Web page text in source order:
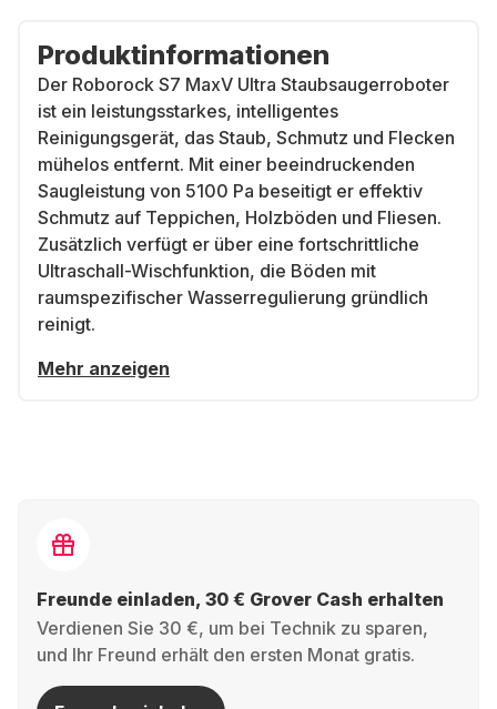
Produktinformationen
Der Roborock S7 MaxV Ultra Staubsaugerroboter
ist ein leistungsstarkes, intelligentes
Reinigungsgerät, das Staub, Schmutz und Flecken
mühelos entfernt. Mit einer beeindruckenden
Saugleistung von 5100 Pa beseitigt er effektiv
Schmutz auf Teppichen, Holzböden und Fliesen.
Zusätzlich verfügt er über eine fortschrittliche
Ultraschall-Wischfunktion, die Böden mit
raumspezifischer Wasserregulierung gründlich
reinigt.
Mehr anzeigen
Freunde einladen, 30 € Grover Cash erhalten
Verdienen Sie 30 €, um bei Technik zu sparen,
und Ihr Freund erhält den ersten Monat gratis.